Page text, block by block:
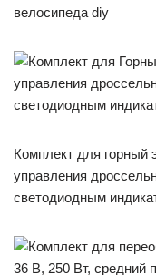
велосипеда diy
Комплект для горный
управления
светодиодным